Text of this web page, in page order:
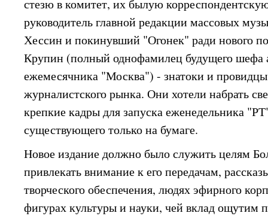
стезю в комитет, их былую
руководитель главной редакции массовых
Хессин и покинувший "Огонек" ради нового
Крупин (полный однофамилец будущего шефа
ежемесячника "Москва") - знатоки и
журналистского рынка. Они хотели набрать
крепкие кадры для запуска еженедельника
существующего только на бумаге.
Новое издание должно было служить целям
привлекать внимание к его передачам,
творческого обеспечения, людях эфирного
фигурах культуры и науки, чей вклад ощутим